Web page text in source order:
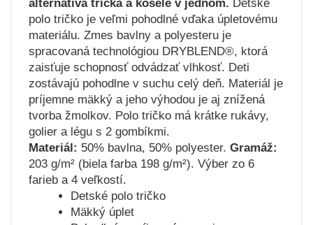
alternatíva trička a košele v jednom. Detské
polo tričko je veľmi pohodlné vďaka úpletovému
materiálu. Zmes bavlny a polyesteru je
spracovaná technológiou DRYBLEND®, ktorá
zaisťuje schopnosť odvádzať vlhkosť. Deti
zostávajú pohodlne v suchu celý deň. Materiál je
príjemne mäkký a jeho výhodou je aj znížená
tvorba žmolkov. Polo tričko má krátke rukávy,
golier a légu s 2 gombíkmi.
Materiál: 50% bavlna, 50% polyester. Gramáž:
203 g/m² (biela farba 198 g/m²). Výber zo 6
farieb a 4 veľkostí.
Detské polo tričko
Mäkký úplet